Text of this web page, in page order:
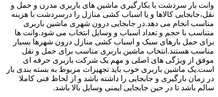
وانت بار سردشت با بکارگیری ماشین های باربری مدرن و حمل و
نقل،جابجایی کالاها و یا اسباب کشی منازل را درسردشت با هزینه
مناسب انجام می دهد.در جابجایی درون شهری ماشین باربری
متناسب با حجم و تعداد اسباب و وسایل انتخاب می شود.وانت ها
برای حمل بارهای سبک و اسباب کشی منازل درون شهرها بسیار
مناسب هستند.انتخاب ماشین باربری مناسب برای حمل و نقل
موفق از ویژگی های اصلی و مهم یک شرکت باربری حرفه ای
است.یک ماشین باربری خوب باید تجهیزات مربوط به بسته بندی بار
در زمان بارگیری و جابجایی را داشته باشد و از لحاظ فنی کاملا
سالم باشد تا در حین جابجایی ایمنی وسایل بالا باشد.